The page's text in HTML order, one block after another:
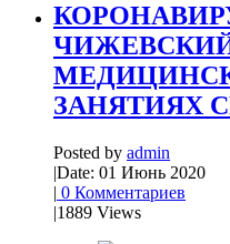
ЗАНЯТИЯХ
Posted by admin
|Date: 01 Июнь 2020
| 0 Комментариев
|1889 Views